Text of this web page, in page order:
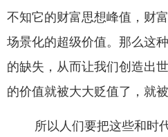
不知它的财富思想峰值，财
场景化的超级价值。那么这
的缺失，从而让我们创造出
的价值就被大大贬值了，就
所以人们要把这些和时